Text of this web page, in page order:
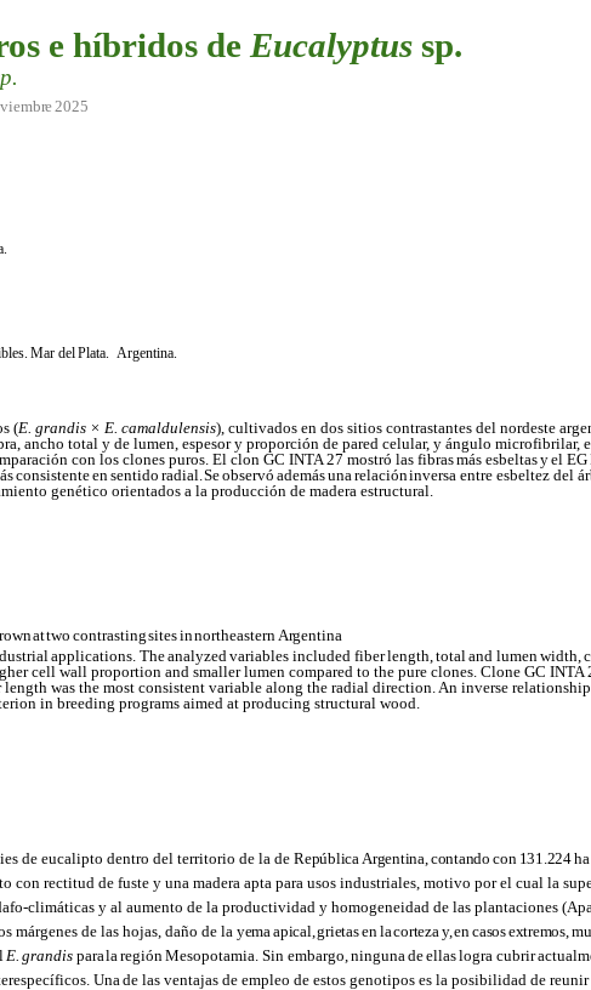
e híbridos de Eucalyptus sp.
2025
Mar delPlata. Argentina.
(E. grandis × E. camaldulensis), cultivados en dos sitios contrastantes del nordeste
ancho total y de lumen, espesor y proporción de pared celular, y ángulo microfibrilar,
con los clones puros. El clon GC INTA 27 mostró las fibrasmás esbeltasyel EG
consistenteen sentido radial. Seobservó ademásuna relacióninversa entre esbeltez del
genético orientados a la producción de madera estructural.
attwo contrastingsitesinnortheastern Argentina
applications. Theanalyzed variables included fiberlength, total and lumen width,
cell wall proportion and smaller lumen compared to the pure clones. Clone GC INTA
was the most consistent variable along the radial direction. An inverse
in breeding programs aimed at producing structural wood.
de eucalipto dentro del territorio de la deRepública Argentina, contando con 131.224ha
rectitud de fuste y una madera apta para usos industriales, motivo por el cual la
climáticas y al aumento de la productividad y homogeneidad de las plantaciones
márgenes de las hojas, daño de la yema apical, grietasen lacorteza y, en casosextremos,
E. grandis parala región Mesopotamia. Sin embargo, ninguna deellaslogra cubrir
Una de las ventajas de empleo de estos genotipos es la posibilidad de